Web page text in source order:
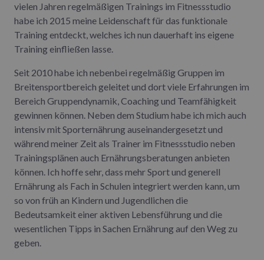
vielen Jahren regelmäßigen Trainings im Fitnessstudio
habe ich 2015 meine Leidenschaft für das funktionale
Training entdeckt, welches ich nun dauerhaft ins eigene
Training einfließen lasse.
Seit 2010 habe ich nebenbei regelmäßig Gruppen im
Breitensportbereich geleitet und dort viele Erfahrungen im
Bereich Gruppendynamik, Coaching und Teamfähigkeit
gewinnen können. Neben dem Studium habe ich mich auch
intensiv mit Sporternährung auseinandergesetzt und
während meiner Zeit als Trainer im Fitnessstudio neben
Trainingsplänen auch Ernährungsberatungen anbieten
können. Ich hoffe sehr, dass mehr Sport und generell
Ernährung als Fach in Schulen integriert werden kann, um
so von früh an Kindern und Jugendlichen die
Bedeutsamkeit einer aktiven Lebensführung und die
wesentlichen Tipps in Sachen Ernährung auf den Weg zu
geben.